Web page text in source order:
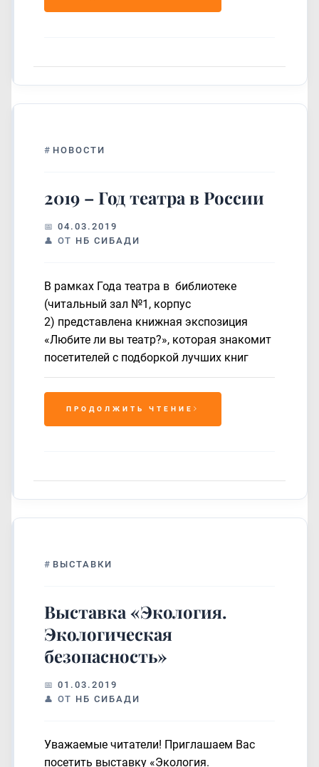
# НОВОСТИ
2019 – Год театра в России
04.03.2019
ОТ НБ СИБАДИ
В рамках Года театра в библиотеке
(читальный зал №1, корпус
2) представлена книжная экспозиция
«Любите ли вы театр?», которая знакомит
посетителей с подборкой лучших книг
ПРОДОЛЖИТЬ ЧТЕНИЕ
# ВЫСТАВКИ
Выставка «Экология.
Экологическая
безопасность»
01.03.2019
ОТ НБ СИБАДИ
Уважаемые читатели! Приглашаем Вас
посетить выставку «Экология.